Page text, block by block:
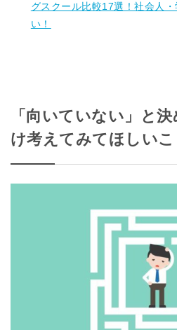
グスクール比較17選！社会人
い！
「向いていない」と
け考えてみてほしいこ